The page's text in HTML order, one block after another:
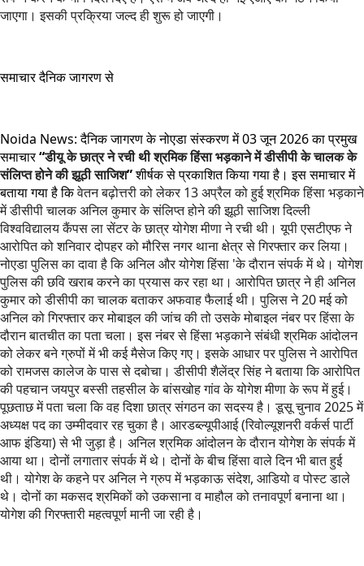
जाएगा। इसकी प्रक्रिया जल्द ही शुरू हो जाएगी।
समाचार दैनिक जागरण से
Noida News: दैनिक जागरण के नोएडा संस्करण में 03 जून 2026 का प्रमुख
समाचार“डीयू के छात्र ने रची थी श्रमिक हिंसा भड़काने में डीसीपी के चालक के
संलिप्त होने की झूठी साजिश”शीर्षक से प्रकाशित किया गया है। इस समाचार में
बताया गया है किवेतन बढ़ोत्तरी को लेकर 13 अप्रैल को हुई श्रमिक हिंसा भड़काने
में डीसीपी चालक अनिल कुमार के संलिप्त होने की झूठी साजिश दिल्ली
विश्वविद्यालय कैंपस ला सेंटर के छात्र योगेश मीणा ने रची थी। यूपी एसटीएफ ने
आरोपित को शनिवार दोपहर को मौरिस नगर थाना क्षेत्र से गिरफ्तार कर लिया।
नोएडा पुलिस का दावा है कि अनिल और योगेश हिंसा 'के दौरान संपर्क में थे। योगेश
पुलिस की छवि खराब करने का प्रयास कर रहा था। आरोपित छात्र ने ही अनिल
कुमार को डीसीपी का चालक बताकर अफवाह फैलाई थी। पुलिस ने 20 मई को
अनिल को गिरफ्तार कर मोबाइल की जांच की तो उसके मोबाइल नंबर पर हिंसा के
दौरान बातचीत का पता चला। इस नंबर से हिंसा भड़काने संबंधी श्रमिक आंदोलन
को लेकर बने ग्रुपों में भी कई मैसेज किए गए। इसके आधार पर पुलिस ने आरोपित
को रामजस कालेज के पास से दबोचा। डीसीपी शैलेंद्र सिंह ने बताया कि आरोपित
की पहचान जयपुर बस्सी तहसील के बांसखोह गांव के योगेश मीणा के रूप में हुई।
पूछताछ में पता चला कि वह दिशा छात्र संगठन का सदस्य है। डूसू चुनाव 2025 में
अध्यक्ष पद का उम्मीदवार रह चुका है। आरडब्ल्यूपीआई (रिवोल्यूशनरी वर्कर्स पार्टी
आफ इंडिया) से भी जुड़ा है। अनिल श्रमिक आंदोलन के दौरान योगेश के संपर्क में
आया था। दोनों लगातार संपर्क में थे। दोनों के बीच हिंसा वाले दिन भी बात हुई
थी। योगेश के कहने पर अनिल ने ग्रुप में भड़‌काऊ संदेश, आडियो व पोस्ट डाले
थे। दोनों का मकसद श्रमिकों को उकसाना व माहौल को तनावपूर्ण बनाना था।
योगेश की गिरफ्तारी महत्वपूर्ण मानी जा रही है।